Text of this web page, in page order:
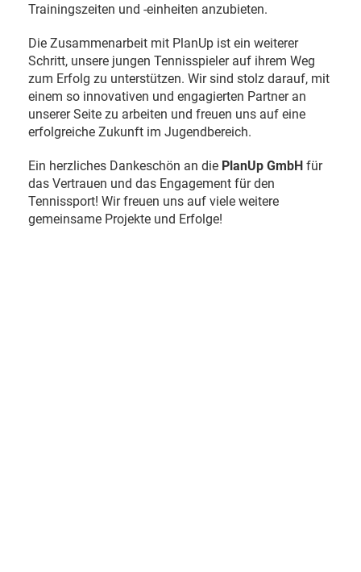
Trainingszeiten und -einheiten anzubieten.
Die Zusammenarbeit mit PlanUp ist ein weiterer
Schritt, unsere jungen Tennisspieler auf ihrem Weg
zum Erfolg zu unterstützen. Wir sind stolz darauf, mit
einem so innovativen und engagierten Partner an
unserer Seite zu arbeiten und freuen uns auf eine
erfolgreiche Zukunft im Jugendbereich.
Ein herzliches Dankeschön an die PlanUp GmbH für
das Vertrauen und das Engagement für den
Tennissport! Wir freuen uns auf viele weitere
gemeinsame Projekte und Erfolge!